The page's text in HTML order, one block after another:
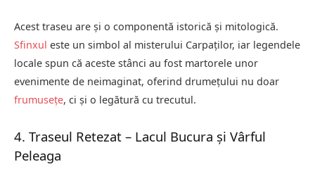
Acest traseu are și o componentă istorică și mitologică.
Sfinxul este un simbol al misterului Carpaților, iar legendele
locale spun că aceste stânci au fost martorele unor
evenimente de neimaginat, oferind drumețului nu doar
frumusețe, ci și o legătură cu trecutul.
4. Traseul Retezat – Lacul Bucura și Vârful
Peleaga